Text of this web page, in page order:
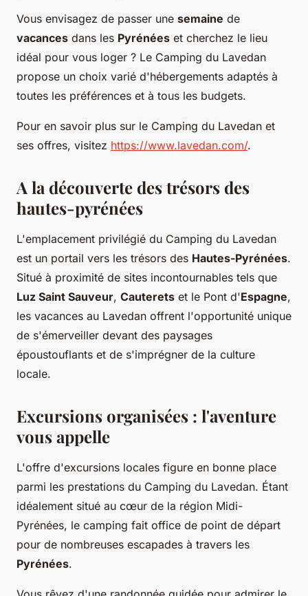
Vous envisagez de passer une semaine de
vacances dans les Pyrénées et cherchez le lieu
idéal pour vous loger ? Le Camping du Lavedan
propose un choix varié d'hébergements adaptés à
toutes les préférences et à tous les budgets.
Pour en savoir plus sur le Camping du Lavedan et
ses offres, visitez https://www.lavedan.com/.
A la découverte des trésors des
hautes-pyrénées
L'emplacement privilégié du Camping du Lavedan
est un portail vers les trésors des Hautes-Pyrénées.
Situé à proximité de sites incontournables tels que
Luz Saint Sauveur, Cauterets et le Pont d'Espagne,
les vacances au Lavedan offrent l'opportunité unique
de s'émerveiller devant des paysages
époustouflants et de s'imprégner de la culture
locale.
Excursions organisées : l'aventure
vous appelle
L'offre d'excursions locales figure en bonne place
parmi les prestations du Camping du Lavedan. Étant
idéalement situé au cœur de la région Midi-
Pyrénées, le camping fait office de point de départ
pour de nombreuses escapades à travers les
Pyrénées.